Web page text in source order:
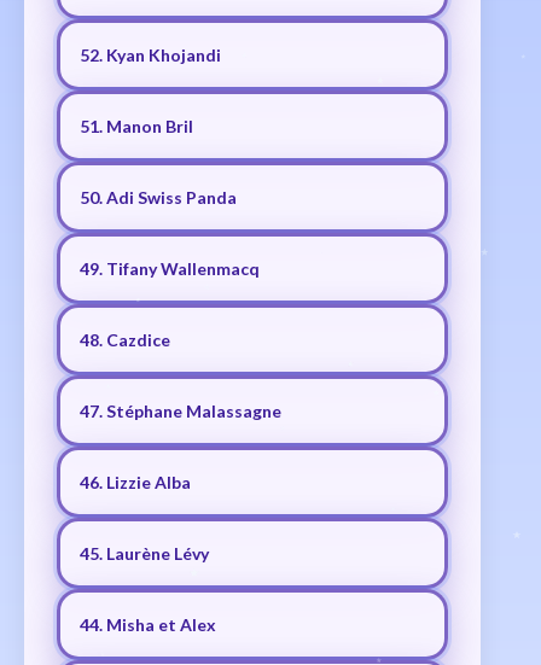
52. Kyan Khojandi
51. Manon Bril
50. Adi Swiss Panda
49. Tifany Wallenmacq
48. Cazdice
47. Stéphane Malassagne
46. Lizzie Alba
45. Laurène Lévy
44. Misha et Alex